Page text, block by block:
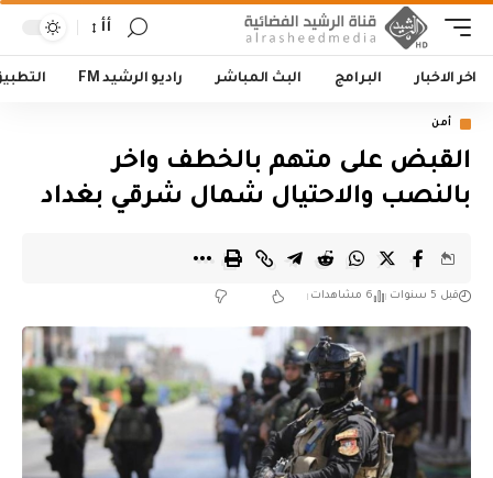
أأ
اخر الاخبار البرامج البث المباشر راديو الرشيد FM
أمن
القبض على متهم بالخطف واخر
بالنصب والاحتيال شمال شرقي بغداد
قبل 5 سنوات 6 مشاهدات